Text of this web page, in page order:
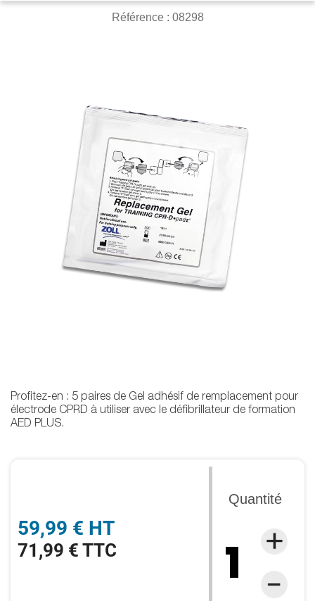
Référence : 08298
59,99 € HT
71,99 € TTC
Quantité
Profitez-en : 5 paires de Gel adhésif de remplacement pour
électrode CPRD à utiliser avec le défibrillateur de formation
AED PLUS.